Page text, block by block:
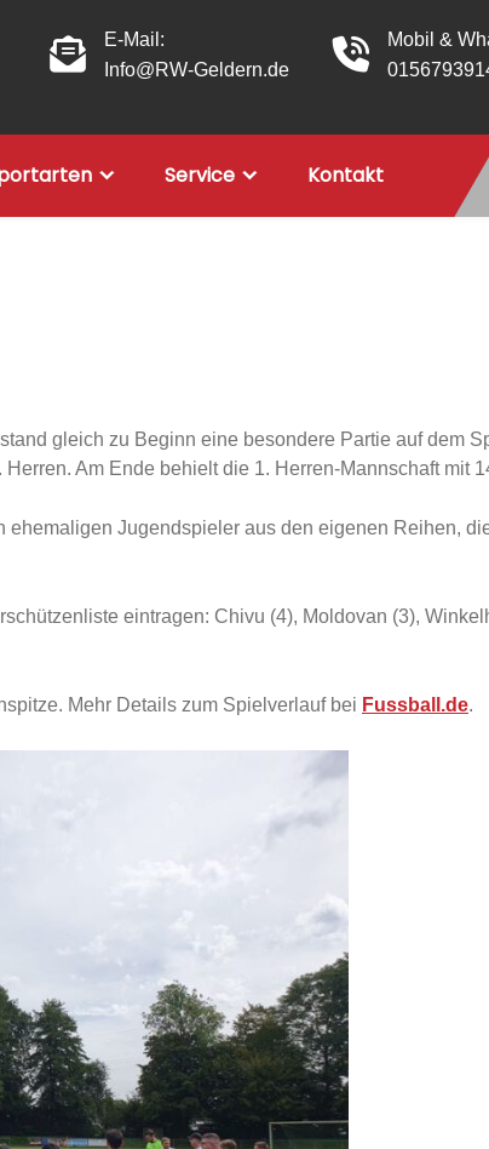
E-Mail:
Info@RW-Geldern.de
Mobil &
Service Kontakt
gleich zu Beginn eine besondere Partie auf dem
Am Ende behielt die 1. Herren-Mannschaft mit
Jugendspieler aus den eigenen Reihen,
eintragen: Chivu (4), Moldovan (3),
Mehr Details zum Spielverlauf bei Fussball.de.